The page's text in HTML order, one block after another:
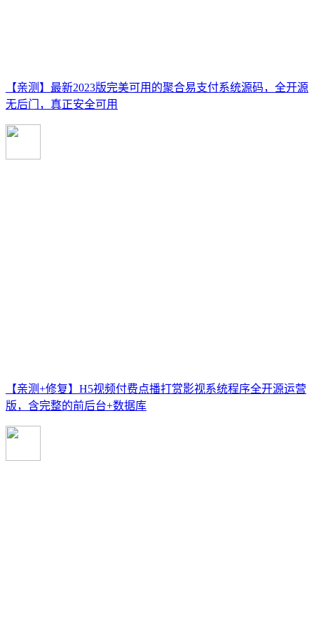
【亲测】最新2023版完美可用的聚合易支付系统源码，全开源
无后门，真正安全可用
【亲测+修复】H5视频付费点播打赏影视系统程序全开源运营
版，含完整的前后台+数据库